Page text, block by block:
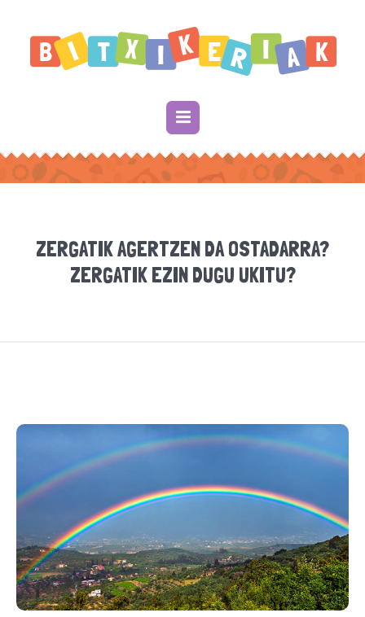
ZERGATIK AGERTZEN DA OSTADARRA?
ZERGATIK EZIN DUGU UKITU?